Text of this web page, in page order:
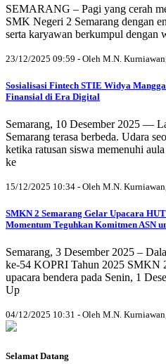
SEMARANG – Pagi yang cerah
SMK Negeri 2 Semarang dengan
serta karyawan berkumpul dengan
23/12/2025 09:59 - Oleh M.N.
Sosialisasi Fintech STIE Widya
Finansial di Era Digital
Semarang, 10 Desember 2025 —
Semarang terasa berbeda. Udara
ketika ratusan siswa memenuhi
ke
15/12/2025 10:34 - Oleh M.N.
SMKN 2 Semarang Gelar Upacara
Momentum Teguhkan Komitmen ASN
Semarang, 3 Desember 2025 –
ke-54 KOPRI Tahun 2025 SMKN
upacara bendera pada Senin, 1
Up
04/12/2025 10:31 - Oleh M.N.
Selamat Datang